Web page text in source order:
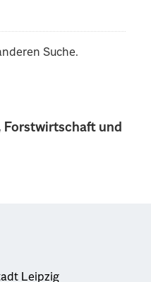
Forstwirtschaft und
Suche.
Leipzig